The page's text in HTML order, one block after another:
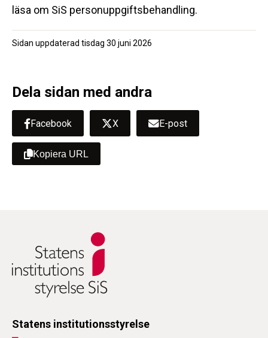
läsa om SiS personuppgiftsbehandling.
Sidan uppdaterad tisdag 30 juni 2026
Dela sidan med andra
Facebook X E-post
Kopiera URL
Statens institutionsstyrelse